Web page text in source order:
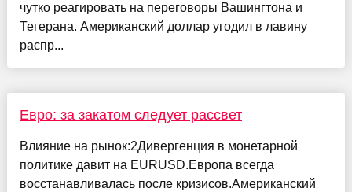
чутко реагировать на переговоры Вашингтона и
Тегерана. Американский доллар угодил в лавину
распр...
Евро: за закатом следует рассвет
Влияние на рынок:2Дивергенция в монетарной
политике давит на EURUSD.Европа всегда
восстанавливалась после кризисов.Американский